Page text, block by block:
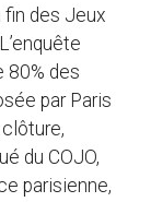
fin des Jeux
80% des
par Paris
du COJO,
parisienne,